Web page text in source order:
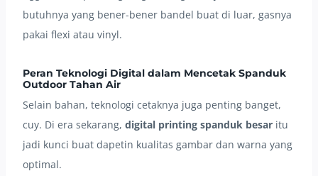
butuhnya yang bener-bener bandel buat di luar, gasnya
pakai flexi atau vinyl.
Peran Teknologi Digital dalam Mencetak Spanduk
Outdoor Tahan Air
Selain bahan, teknologi cetaknya juga penting banget,
cuy. Di era sekarang, digital printing spanduk besar itu
jadi kunci buat dapetin kualitas gambar dan warna yang
optimal.